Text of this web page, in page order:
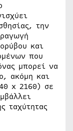
την
και
που
μπορεί να
ακόμη και
x 2160) σε
ταχύτητας